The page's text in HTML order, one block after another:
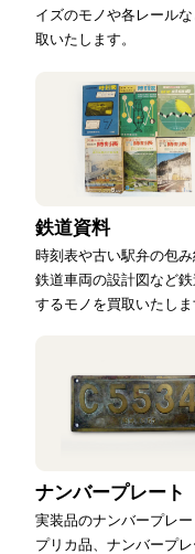
イズのモノや各レール
取いたします。
鉄道資料
時刻表や古い駅弁の包み
鉄道車両の設計図など
するモノを買取いたしま
ナンバープレート
実装品のナンバープレ
プリカ品、ナンバープ